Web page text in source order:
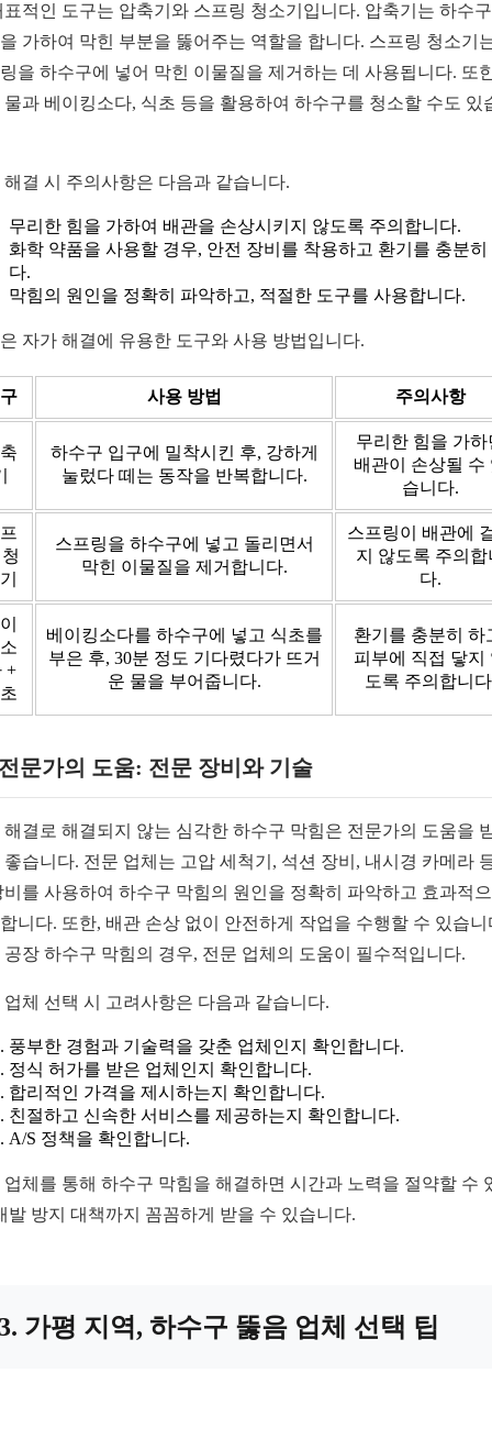
표적인 도구는 압축기와 스프링 청소기입니다. 압축기는 하수
가하여 막힌 부분을 뚫어주는 역할을 합니다. 스프링 청소기
을 하수구에 넣어 막힌 이물질을 제거하는 데 사용됩니다. 또
물과 베이킹소다, 식초 등을 활용하여 하수구를 청소할 수도 있
해결 시 주의사항은 다음과 같습니다.
무리한 힘을 가하여 배관을 손상시키지 않도록 주의합니다.
화학 약품을 사용할 경우, 안전 장비를 착용하고 환기를 충분히
다.
막힘의 원인을 정확히 파악하고, 적절한 도구를 사용합니다.
자가 해결에 유용한 도구와 사용 방법입니다.
사용 방법 주의사항
하수구 입구에 밀착시킨 후, 강하게
눌렀다 떼는 동작을 반복합니다.
무리한 힘을 가하
배관이 손상될 수
습니다.
스프링을 하수구에 넣고 돌리면서
막힌 이물질을 제거합니다.
스프링이 배관에
지 않도록 주의합
다.
+
베이킹소다를 하수구에 넣고 식초를
부은 후, 30분 정도 기다렸다가 뜨거
운 물을 부어줍니다.
환기를 충분히 하
피부에 직접 닿지
도록 주의합니
문가의 도움: 전문 장비와 기술
해결로 해결되지 않는 심각한 하수구 막힘은 전문가의 도움을
좋습니다. 전문 업체는 고압 세척기, 석션 장비, 내시경 카메라
비를 사용하여 하수구 막힘의 원인을 정확히 파악하고 효과적
니다. 또한, 배관 손상 없이 안전하게 작업을 수행할 수 있습니
공장 하수구 막힘의 경우, 전문 업체의 도움이 필수적입니다.
업체 선택 시 고려사항은 다음과 같습니다.
풍부한 경험과 기술력을 갖춘 업체인지 확인합니다.
정식 허가를 받은 업체인지 확인합니다.
합리적인 가격을 제시하는지 확인합니다.
친절하고 신속한 서비스를 제공하는지 확인합니다.
A/S 정책을 확인합니다.
업체를 통해 하수구 막힘을 해결하면 시간과 노력을 절약할 수
발 방지 대책까지 꼼꼼하게 받을 수 있습니다.
가평 지역, 하수구 뚫음 업체 선택 팁